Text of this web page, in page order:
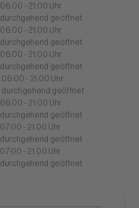
06:00 - 21:00 Uhr
durchgehend geöffnet
06:00 - 21:00 Uhr
durchgehend geöffnet
06:00 - 21:00 Uhr
durchgehend geöffnet
06:00 - 21:00 Uhr
durchgehend geöffnet
06:00 - 21:00 Uhr
durchgehend geöffnet
07:00 - 21:00 Uhr
durchgehend geöffnet
07:00 - 21:00 Uhr
durchgehend geöffnet